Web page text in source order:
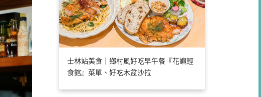
士林站美食｜鄉村風好吃早午餐『花嶼輕
食館』菜單、好吃木盆沙拉